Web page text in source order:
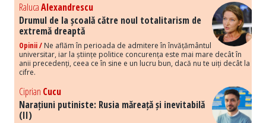
RalucaAlexandrescu
Drumul de la școală către noul totalitarism de
extremă dreaptă
Opinii / Ne aflăm în perioada de admitere în învățământul
universitar, iar la științe politice concurența este mai mare decât în
anii precedenți, ceea ce în sine e un lucru bun, dacă nu te uiți decât la
cifre.
Ciprian Cucu
Narațiuni putiniste: Rusia măreață și inevitabilă
(II)